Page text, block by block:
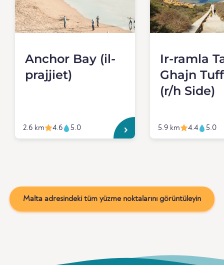
Anchor Bay (il-
prajjiet)
2.6 km 4.6 5.0
Ir-ramla
Ghajn
(r/h Side)
5.9 km 4.4 5.0
Malta adresindeki tüm yüzme noktalarını görüntüleyin